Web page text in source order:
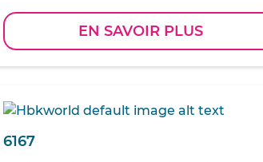
EN SAVOIR PLUS
6167